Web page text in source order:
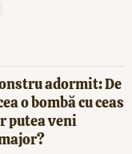
adormit: De
o bombă cu ceas
putea veni